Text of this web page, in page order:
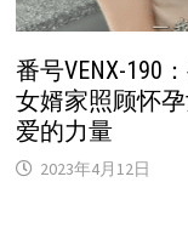
番号VENX-190
女婿家照顾怀
爱的力量
2023年4月12日